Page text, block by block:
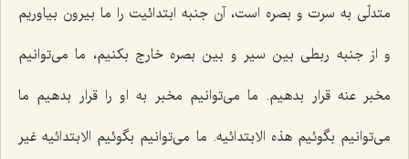
متدلّى به سرت و بصره است، آن جنبه ابتدائیت را ما بیرون بیاوریم
و از جنبه ربطى بین سیر و بین بصره خارج بكنیم، ما مى‌توانیم
مخبر عنه قرار بدهیم. ما مى‌توانیم مخبر به او را قرار بدهیم ما
مى‌توانیم بگوئیم هذه الابتدائیه. ما مى‌توانیم بگوئیم الابتدائیه غیر